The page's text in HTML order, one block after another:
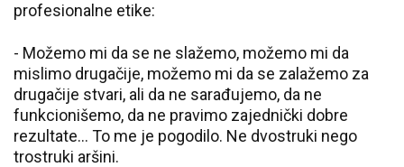
profesionalne etike:
- Možemo mi da se ne slažemo, možemo mi da
mislimo drugačije, možemo mi da se zalažemo za
drugačije stvari, ali da ne sarađujemo, da ne
funkcionišemo, da ne pravimo zajednički dobre
rezultate… To me je pogodilo. Ne dvostruki nego
trostruki aršini.